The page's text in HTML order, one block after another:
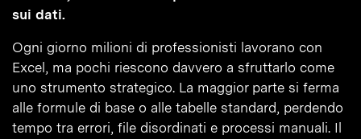
sui dati.
Ogni giorno milioni di professionisti lavorano con
Excel, ma pochi riescono davvero a sfruttarlo come
uno strumento strategico. La maggior parte si ferma
alle formule di base o alle tabelle standard, perdendo
tempo tra errori, file disordinati e processi manuali. Il